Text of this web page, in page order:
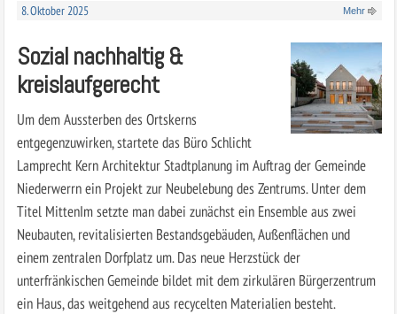
8. Oktober 2025 Mehr
Sozial nachhaltig &
kreislaufgerecht
Um dem Aussterben des Ortskerns
entgegenzuwirken, startete das Büro Schlicht
Lamprecht Kern Architektur Stadtplanung im Auftrag der Gemeinde
Niederwerrn ein Projekt zur Neubelebung des Zentrums. Unter dem
Titel MittenIm setzte man dabei zunächst ein Ensemble aus zwei
Neubauten, revitalisierten Bestandsgebäuden, Außenflächen und
einem zentralen Dorfplatz um. Das neue Herzstück der
unterfränkischen Gemeinde bildet mit dem zirkulären Bürgerzentrum
ein Haus, das weitgehend aus recycelten Materialien besteht.